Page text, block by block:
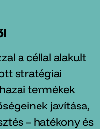
a céllal alakult
stratégiai
termékek
javítása,
– hatékony és